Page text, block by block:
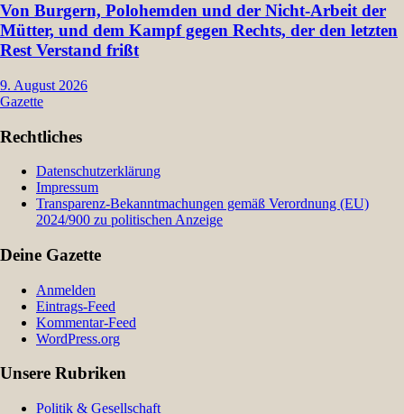
Von Burgern, Polohemden und der Nicht-Arbeit der
Mütter, und dem Kampf gegen Rechts, der den letzten
Rest Verstand frißt
9. August 2026
Gazette
Rechtliches
Datenschutzerklärung
Impressum
Transparenz-Bekanntmachungen gemäß Verordnung (EU)
2024/900 zu politischen Anzeige
Deine Gazette
Anmelden
Eintrags-Feed
Kommentar-Feed
WordPress.org
Unsere Rubriken
Politik & Gesellschaft